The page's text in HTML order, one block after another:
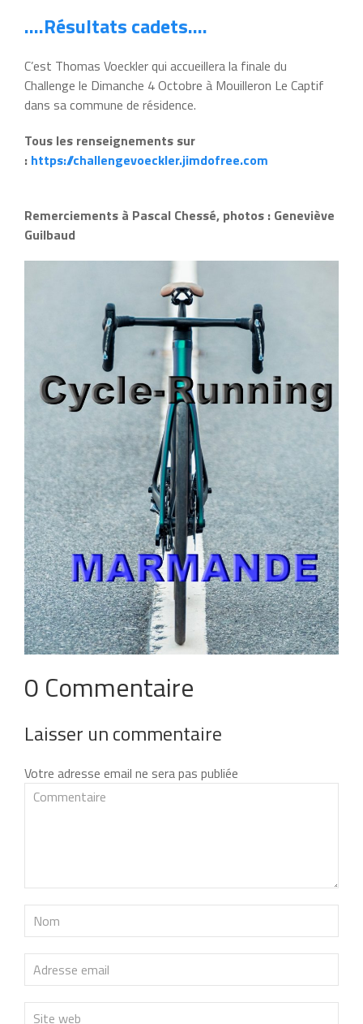
….Résultats cadets….
C’est Thomas Voeckler qui accueillera la finale du
Challenge le Dimanche 4 Octobre à Mouilleron Le Captif
dans sa commune de résidence.
Tous les renseignements sur
: https://challengevoeckler.jimdofree.com
Remerciements à Pascal Chessé, photos : Geneviève
Guilbaud
0 Commentaire
Laisser un commentaire
Votre adresse email ne sera pas publiée